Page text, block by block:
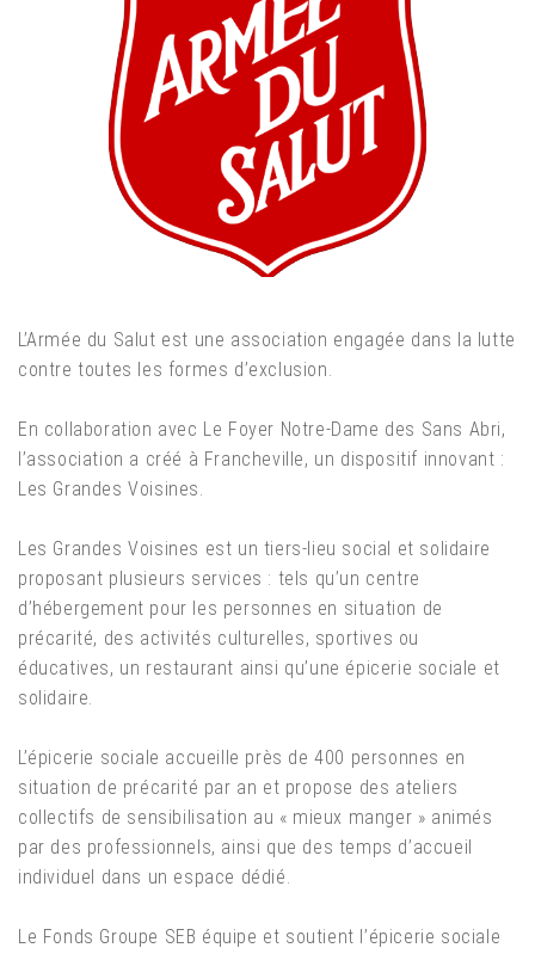
L’Armée du Salut est une association engagée dans la lutte
contre toutes les formes d’exclusion. ​
En collaboration avec Le Foyer Notre-Dame des Sans Abri,
l’association a créé à Francheville, un dispositif innovant :
Les Grandes Voisines. ​
Les Grandes Voisines est un tiers-lieu social et solidaire
proposant plusieurs services : tels qu’un centre
d’hébergement pour les personnes en situation de
précarité, des activités culturelles, sportives ou
éducatives, un restaurant ainsi qu’une épicerie sociale et
solidaire. ​
L’épicerie sociale accueille près de 400 personnes en
situation de précarité par an et propose des ateliers
collectifs de sensibilisation au « mieux manger » animés
par des professionnels, ainsi que des temps d’accueil
individuel dans un espace dédié. ​
Le Fonds Groupe SEB équipe et soutient l’épicerie sociale